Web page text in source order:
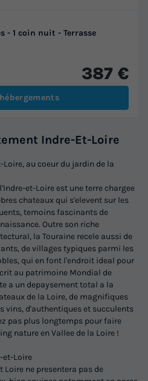
- 1 coin nuit - Terrasse
387 €
Indre-Et-Loire
au coeur du jardin de la
et-Loire est une terre chargee
chateaux qui s'elevent sur les
temoins fascinants de
Outre son riche
la Touraine recele aussi de
de villages typiques parmi les
qui en font l'endroit ideal pour
au patrimoine Mondial de
a un depaysement total a la
de la Loire, de magnifiques
vins, d'authentiques et succulents
pas plus longtemps pour faire
nature en Vallee de la Loire !
et-Loire
Loire ne presentera pas de